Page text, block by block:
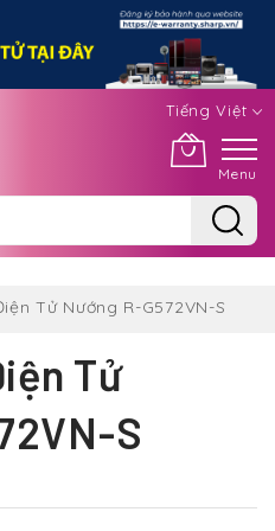
Tiếng Việt
Menu
Tử Nướng R-G572VN-S
Tử
S